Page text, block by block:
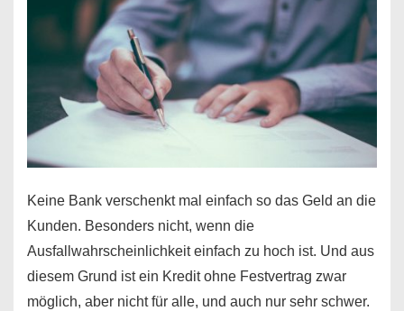
für
Handy
möglich!
Keine Bank verschenkt mal einfach so das Geld an die
Kunden. Besonders nicht, wenn die
Ausfallwahrscheinlichkeit einfach zu hoch ist. Und aus
diesem Grund ist ein Kredit ohne Festvertrag zwar
möglich, aber nicht für alle, und auch nur sehr schwer.